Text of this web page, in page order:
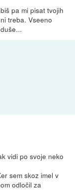
pa mi pisat tvojih
treba. Vseeno
vidi po svoje neko
sem skoz imel v
odločil za